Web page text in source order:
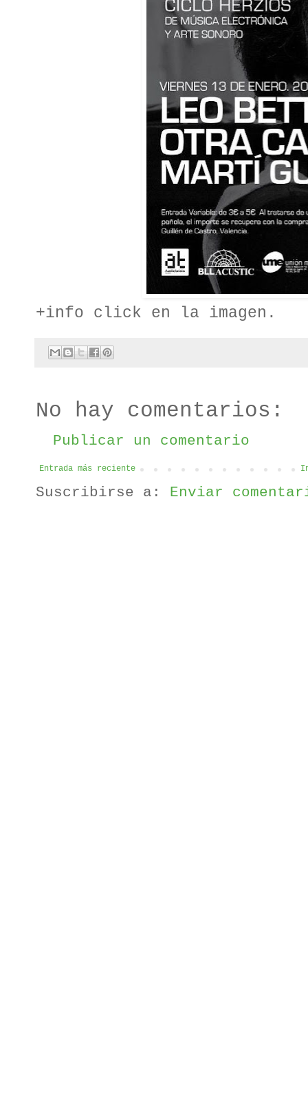
+info click en la imagen.
No hay comentarios:
Publicar un comentario
Entrada más reciente
Suscribirse a: Enviar